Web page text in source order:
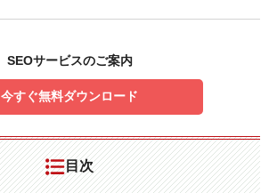
SEOサービスのご案内
今すぐ無料ダウンロード
目次